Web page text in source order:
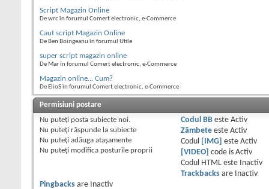
Script Magazin Online
De wrc în forumul Comert electronic, e-Commerce
Caut script Magazin Online
De Ben Boingeanu în forumul Utile
super script magazin online
De Mar în forumul Comert electronic, e-Commerce
Magazin online... Cum?
De ElioS în forumul Comert electronic, e-Commerce
Permisiuni postare
Nu puteţi posta subiecte noi.
Nu puteţi răspunde la subiecte
Nu puteţi adăuga ataşamente
Nu puteţi modifica posturile proprii
Codul BBeste Activ
Zâmbeteeste Activ
Codul
[IMG] este Activ
[VIDEO] code is Activ
Codul HTML este
Inactiv
Trackbacksare
Inactiv
Pingbacks are
Inactiv